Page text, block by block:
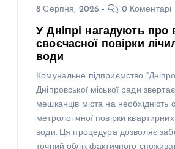
8 Серпня, 2026 0 Коментарі
У Дніпрі нагадують про
своєчасної повірки
води
Комунальне підприємство
Дніпровської міської ради
мешканців міста на необхідність
метрологічної повірки квартирних
води. Ця процедура дозволяє
точний облік фактичного